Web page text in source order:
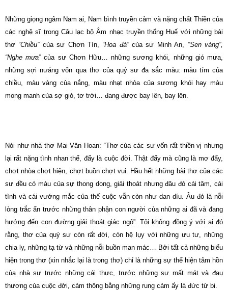
Những giọng ngâm Nam ai, Nam bình truyền cảm và nặng chất Thiền của
các nghệ sĩ trong Câu lạc bộ Âm nhạc truyền thống Huế với những bài
thơ “Chiều”của sư Chơn Tín, “Hoa đá”của sư Minh An, “Sen vàng”,
“Nghe mưa”của sư Chơn Hữu… những sương khói, những gió mưa,
những sợi nưáng vốn qua thơ của quý sư đa sắc màu: màu tím của
chiều, màu vàng của nắng, màu nhạt nhòa của sương khói hay màu
mong manh của sợ gió, tơ trời… đang được bay lên, bay lên.
Nói như nhà thơ Mai Văn Hoan: “Thơ của các sư vốn rất thiền vị nhưng
lại rất nặng tình nhan thế, đấy là cuộc đời. Thật đấy mà cũng là mơ đấy,
chợt nhòa chợt hiện, chợt buồn chợt vui. Hầu hết những bài thơ của các
sư đều có màu của sự thong dong, giải thoát nhưng đâu đó cái tâm, cái
tình và cái vướng mắc của thế cuộc vẫn còn như dan díu. Âu đó là nỗi
lòng trắc ẩn trước những thân phận con người của những ai đã và đang
hướng đến con đường giải thoát giác ngộ”. Tôi không đồng ý với ai đó
rằng, thơ của quý sư còn rất đời, còn hệ lụy với những ưu tư, những
chia ly, những tạ từ và những nỗi buồn man mác… Bởi tất cả những biểu
hiện trong thơ (xin nhắc lại là trong thơ) chỉ là những sự thể hiện tâm hồn
của nhà sư trước những cái thực, trước những sự mất mát và đau
thương của cuộc đời, cảm thông bằng những rung cảm ấy là đức từ bi.